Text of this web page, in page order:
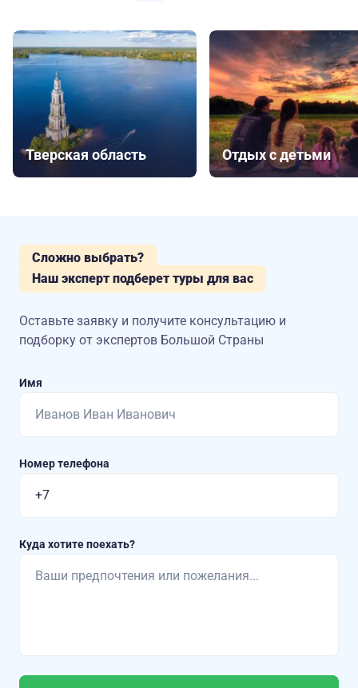
Тверская область Отдых с детьми
Сложно выбрать?
Наш эксперт подберет туры для вас
Оставьте заявку и получите консультацию и
подборку от экспертов Большой Страны
Имя
Номер телефона
Куда хотите поехать?